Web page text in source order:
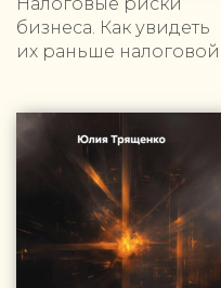
бизнеса. Как увидеть
их раньше налоговой